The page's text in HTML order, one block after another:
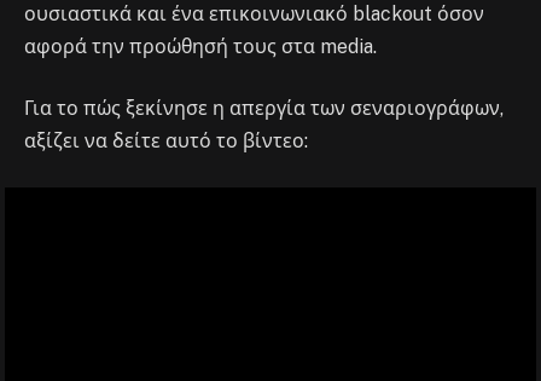
ουσιαστικά και ένα επικοινωνιακό blackout όσον
αφορά την προώθησή τους στα media.
Για το πώς ξεκίνησε η απεργία των σεναριογράφων,
αξίζει να δείτε αυτό το βίντεο: